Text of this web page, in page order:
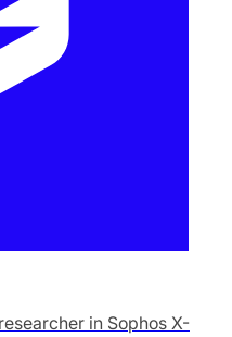
in Sophos X-